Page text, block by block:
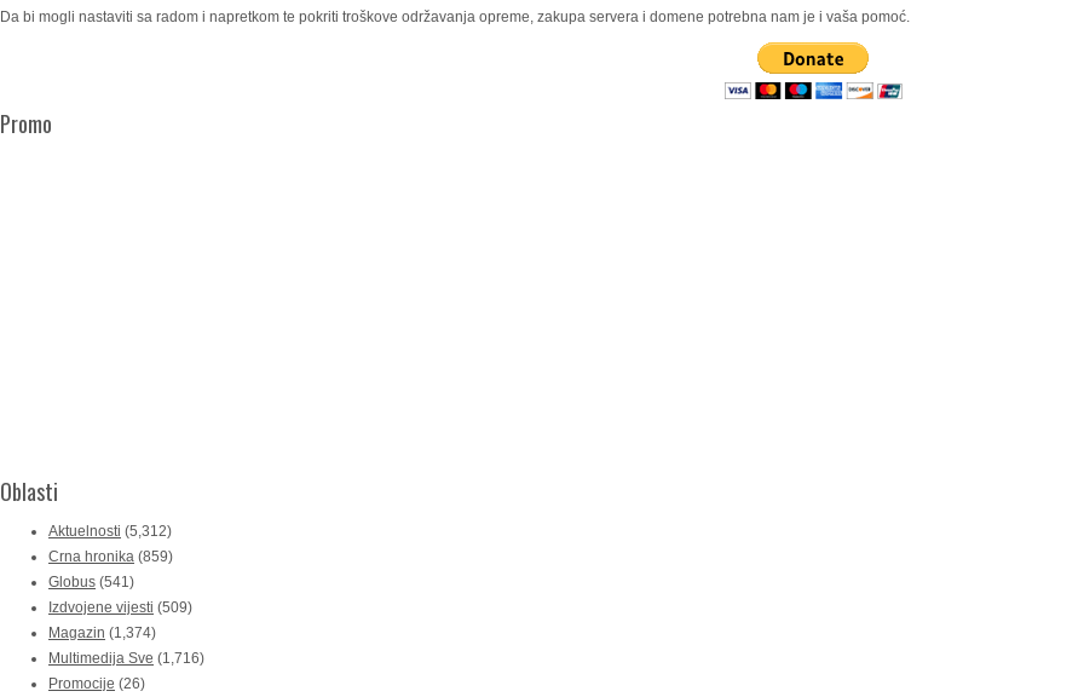
Da bi mogli nastaviti sa radom i napretkom te pokriti troškove održavanja opreme, zakupa servera i domene potrebna nam je i vaša pomoć.
Promo
Oblasti
Aktuelnosti (5,312)
Crna hronika (859)
Globus (541)
Izdvojene vijesti (509)
Magazin (1,374)
Multimedija Sve (1,716)
Promocije (26)